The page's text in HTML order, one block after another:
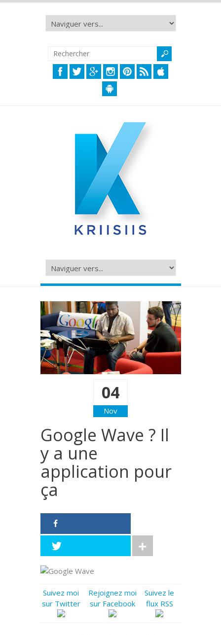
04
Nov
Google Wave ? Il
y a une
application pour
ça
Suivez moi
sur Twitter
Rejoignez moi
sur Facebook
Suivez le
flux RSS